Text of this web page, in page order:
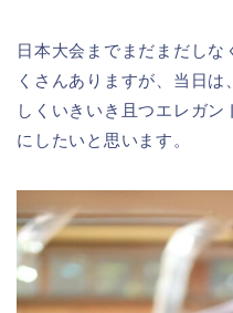
日本大会までまだまだしな
くさんありますが、当日
しくいきいき且つエレガン
にしたいと思います。